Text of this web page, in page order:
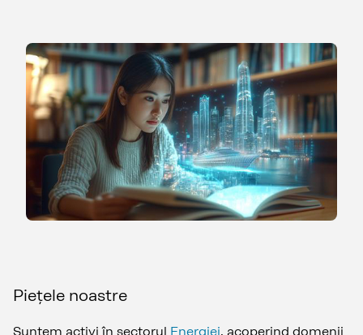
Piețele noastre
Suntem activi în sectorul Energiei, acoperind domenii